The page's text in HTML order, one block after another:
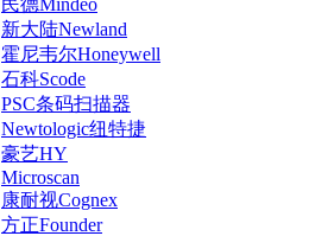
民德Mindeo
新大陆Newland
霍尼韦尔Honeywell
石科Scode
PSC条码扫描器
Newtologic纽特捷
豪艺HY
Microscan
康耐视Cognex
方正Founder